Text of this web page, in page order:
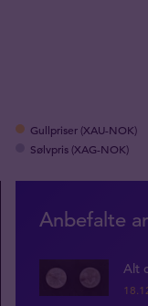
Gullpriser (XAU-NOK)
Sølvpris (XAG-NOK)
Anbefalte
Alt